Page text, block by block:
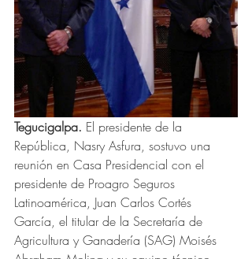
Tegucigalpa. El presidente de la
República, Nasry Asfura, sostuvo una
reunión en Casa Presidencial con el
presidente de Proagro Seguros
Latinoamérica, Juan Carlos Cortés
García, el titular de la Secretaría de
Agricultura y Ganadería (SAG) Moisés